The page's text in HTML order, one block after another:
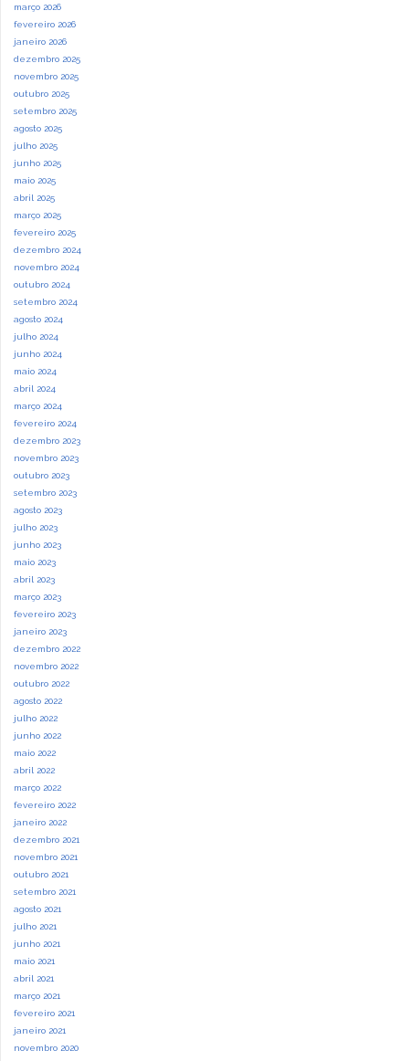
março 2026
fevereiro 2026
janeiro 2026
dezembro 2025
novembro 2025
outubro 2025
setembro 2025
agosto 2025
julho 2025
junho 2025
maio 2025
abril 2025
março 2025
fevereiro 2025
dezembro 2024
novembro 2024
outubro 2024
setembro 2024
agosto 2024
julho 2024
junho 2024
maio 2024
abril 2024
março 2024
fevereiro 2024
dezembro 2023
novembro 2023
outubro 2023
setembro 2023
agosto 2023
julho 2023
junho 2023
maio 2023
abril 2023
março 2023
fevereiro 2023
janeiro 2023
dezembro 2022
novembro 2022
outubro 2022
agosto 2022
julho 2022
junho 2022
maio 2022
abril 2022
março 2022
fevereiro 2022
janeiro 2022
dezembro 2021
novembro 2021
outubro 2021
setembro 2021
agosto 2021
julho 2021
junho 2021
maio 2021
abril 2021
março 2021
fevereiro 2021
janeiro 2021
novembro 2020